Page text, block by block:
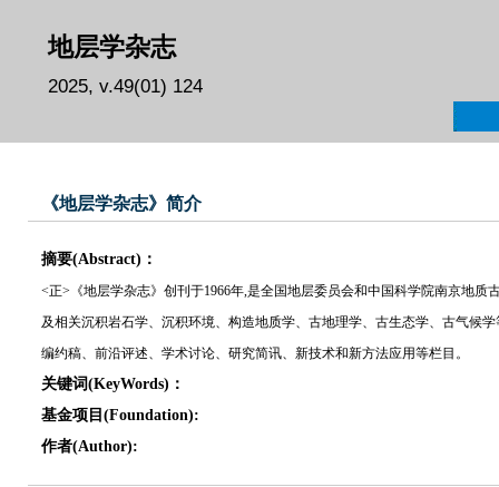
地层学杂志
2025, v.49(01) 124
《地层学杂志》简介
摘要(Abstract)：
<正>《地层学杂志》创刊于1966年,是全国地层委员会和中国科学院南京地
及相关沉积岩石学、沉积环境、构造地质学、古地理学、古生态学、古气候
编约稿、前沿评述、学术讨论、研究简讯、新技术和新方法应用等栏目。
关键词(KeyWords)：
基金项目(Foundation):
作者(Author):